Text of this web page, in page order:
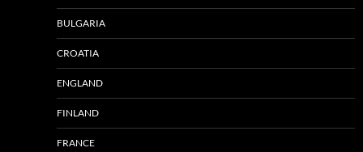
BULGARIA
CROATIA
ENGLAND
FINLAND
FRANCE